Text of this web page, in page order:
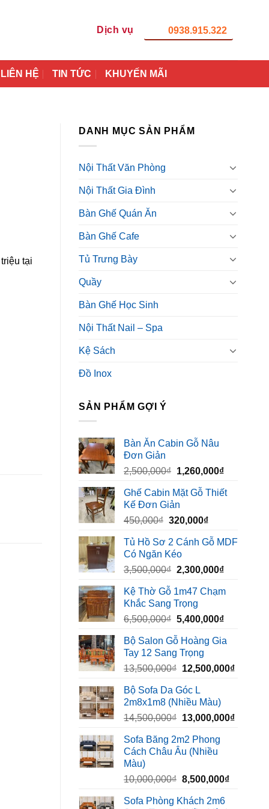
Dịch vụ 0938.915.322
LIÊN HỆ TIN TỨC KHUYẾN MÃI
DANH MỤC SẢN PHẨM
Nội Thất Văn Phòng
Nội Thất Gia Đình
Bàn Ghế Quán Ăn
Bàn Ghế Cafe
Tủ Trưng Bày
Quầy
Bàn Ghế Học Sinh
Nội Thất Nail – Spa
Kệ Sách
Đồ Inox
SẢN PHẨM GỢI Ý
Bàn Ăn Cabin Gỗ Nâu
Đơn Giản
2,500,000₫ Giá
là:
2,500,000₫.
1,260,000₫Giá
tại
Ghế Cabin Mặt Gỗ Thiết
Kế Đơn Giản
450,000₫ Giá
là:
450,000₫.
320,000₫Giá
tại
320,000₫.
Tủ Hồ Sơ 2 Cánh Gỗ MDF
Có Ngăn Kéo
3,500,000₫ Giá
là:
3,500,000₫.
2,300,000₫Giá
tại
Kệ Thờ Gỗ 1m47 Chạm
Khắc Sang Trọng
6,500,000₫ Giá
là:
6,500,000₫.
5,400,000₫Giá
tại
Bộ Salon Gỗ Hoàng Gia
Tay 12 Sang Trọng
13,500,000₫ Giá
là:
13,500,000₫.
12,500,000₫Giá
Bộ Sofa Da Góc L
2m8x1m8 (Nhiều Màu)
14,500,000₫ Giá
là:
14,500,000₫.
13,000,000₫Giá
Sofa Băng 2m2 Phong
Cách Châu Âu (Nhiều
Màu)
10,000,000₫ Giá
là:
8,500,000₫Giá
Sofa Phòng Khách 2m6
tại